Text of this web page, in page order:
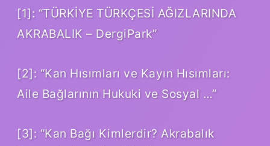
[1]: “TÜRKİYE TÜRKÇESİ AĞIZLARINDA
AKRABALIK – DergiPark”
[2]: “Kan Hısımları ve Kayın Hısımları:
Aile Bağlarının Hukuki ve Sosyal …”
[3]: “Kan Bağı Kimlerdir? Akrabalık